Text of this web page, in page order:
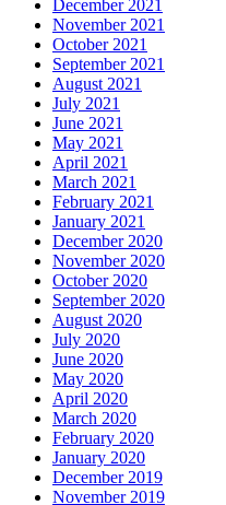
December 2021
November 2021
October 2021
September 2021
August 2021
July 2021
June 2021
May 2021
April 2021
March 2021
February 2021
January 2021
December 2020
November 2020
October 2020
September 2020
August 2020
July 2020
June 2020
May 2020
April 2020
March 2020
February 2020
January 2020
December 2019
November 2019